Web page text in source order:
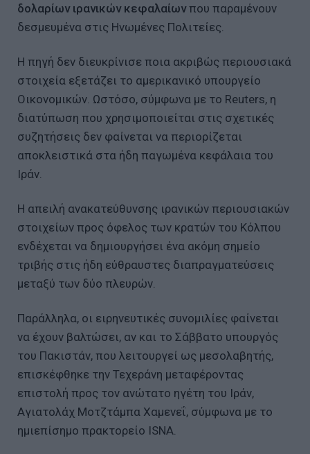
δολαρίων ιρανικών κεφαλαίωνπου παραμένουν
δεσμευμένα στις Ηνωμένες Πολιτείες.
Η πηγή δεν διευκρίνισε ποια ακριβώς περιουσιακά
στοιχεία εξετάζει το αμερικανικό υπουργείο
Οικονομικών. Ωστόσο, σύμφωνα με το Reuters, η
διατύπωση που χρησιμοποιείται στις σχετικές
συζητήσεις δεν φαίνεται να περιορίζεται
αποκλειστικά στα ήδη παγωμένα κεφάλαια του
Ιράν.
Η απειλή ανακατεύθυνσης ιρανικών περιουσιακών
στοιχείων προς όφελος των κρατών του Κόλπου
ενδέχεται να δημιουργήσει ένα ακόμη σημείο
τριβής στις ήδη εύθραυστες διαπραγματεύσεις
μεταξύ των δύο πλευρών.
Παράλληλα, οι ειρηνευτικές συνομιλίες φαίνεται
να έχουν βαλτώσει, αν και το Σάββατο υπουργός
του Πακιστάν, που λειτουργεί ως μεσολαβητής,
επισκέφθηκε την Τεχεράνη μεταφέροντας
επιστολή προς τον ανώτατο ηγέτη του Ιράν,
Αγιατολάχ Μοτζτάμπα Χαμενεΐ, σύμφωνα με το
ημιεπίσημο πρακτορείο ISNA.